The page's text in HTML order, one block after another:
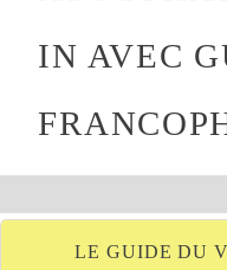
IN AVEC
LE GUIDE DU